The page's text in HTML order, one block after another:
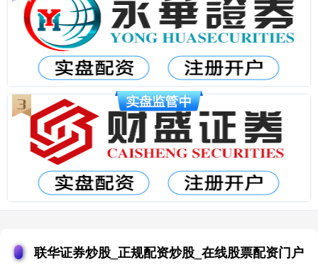
联华证券炒股_正规配资炒股_在线股票配资门户